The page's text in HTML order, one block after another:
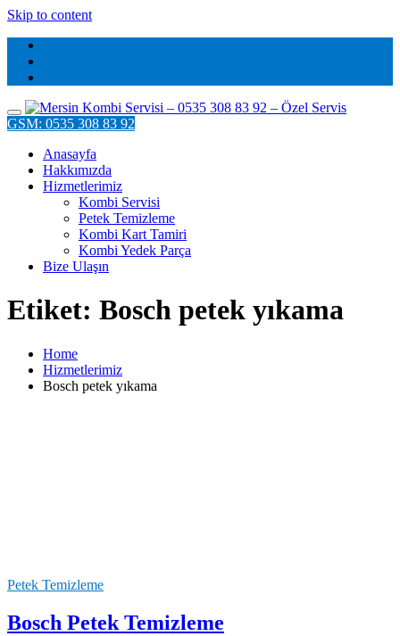
Skip to content
GSM: 0535 308 83 92
Anasayfa
Hakkımızda
Hizmetlerimiz
Kombi Servisi
Petek Temizleme
Kombi Kart Tamiri
Kombi Yedek Parça
Bize Ulaşın
Etiket: Bosch petek yıkama
Home
Hizmetlerimiz
Bosch petek yıkama
Petek Temizleme
Bosch Petek Temizleme